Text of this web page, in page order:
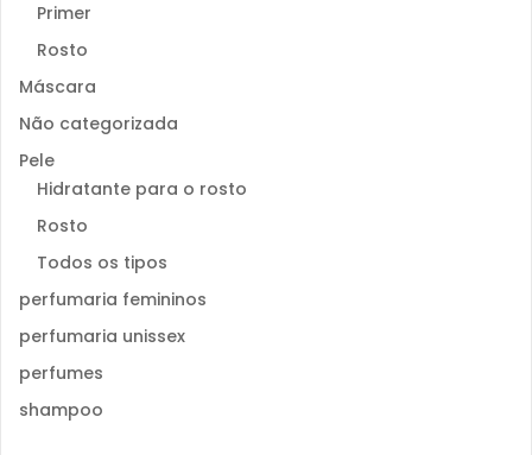
Primer
Rosto
Máscara
Não categorizada
Pele
Hidratante para o rosto
Rosto
Todos os tipos
perfumaria femininos
perfumaria unissex
perfumes
shampoo